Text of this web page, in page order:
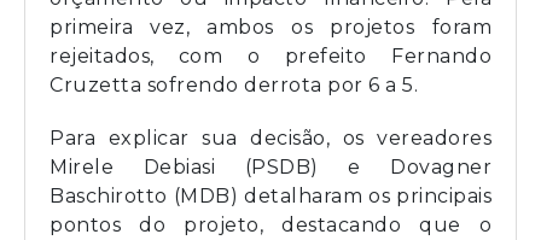
primeira vez, ambos os projetos foram
rejeitados, com o prefeito Fernando
Cruzetta sofrendo derrota por 6 a 5.
Para explicar sua decisão, os vereadores
Mirele Debiasi (PSDB) e Dovagner
Baschirotto (MDB) detalharam os principais
pontos do projeto, destacando que o